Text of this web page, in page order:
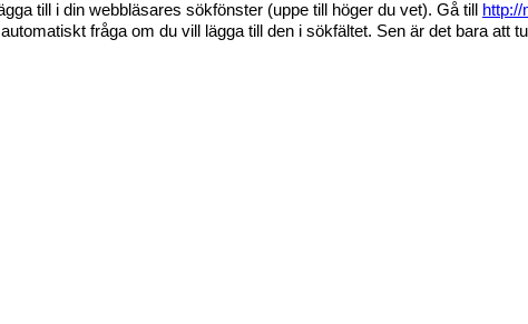
till i din webbläsares sökfönster (uppe till höger du vet). Gå till
fråga om du vill lägga till den i sökfältet. Sen är det bara att